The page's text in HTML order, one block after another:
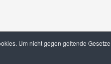
Um nicht gegen geltende